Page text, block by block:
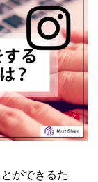
ができるた